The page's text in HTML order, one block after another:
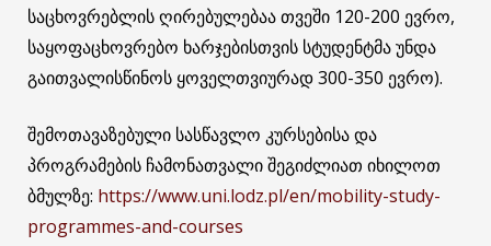
საცხოვრებლის ღირებულებაა თვეში 120-200 ევრო,
საყოფაცხოვრებო ხარჯებისთვის სტუდენტმა უნდა
გაითვალისწინოს ყოველთვიურად 300-350 ევრო).
შემოთავაზებული სასწავლო კურსებისა და
პროგრამების ჩამონათვალი შეგიძლიათ იხილოთ
ბმულზე: https://www.uni.lodz.pl/en/mobility-study-
programmes-and-courses